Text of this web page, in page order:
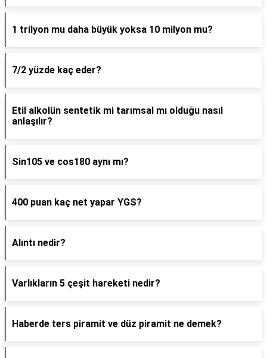
1 trilyon mu daha büyük yoksa 10 milyon mu?
7/2 yüzde kaç eder?
Etil alkolün sentetik mi tarımsal mı olduğu nasıl
anlaşılır?
Sin105 ve cos180 aynı mı?
400 puan kaç net yapar YGS?
Alıntı nedir?
Varlıkların 5 çeşit hareketi nedir?
Haberde ters piramit ve düz piramit ne demek?